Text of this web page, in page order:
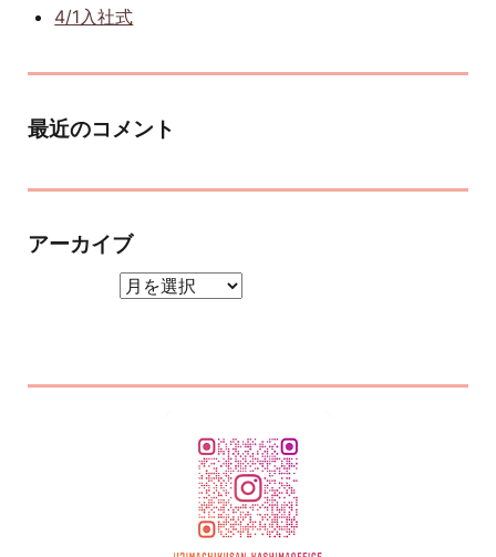
4/1入社式
最近のコメント
アーカイブ